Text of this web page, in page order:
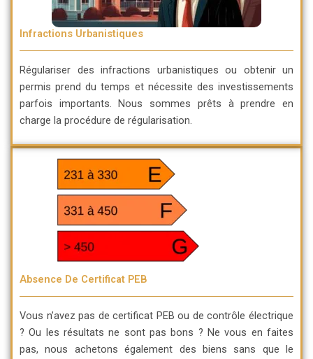
Absence De Certificat PEB
Vous n’avez pas de certificat PEB ou de contrôle électrique
? Ou les résultats ne sont pas bons ? Ne vous en faites
pas, nous achetons également des biens sans que le
Infractions Urbanistiques
Régulariser des infractions urbanistiques ou obtenir un
permis prend du temps et nécessite des investissements
parfois importants. Nous sommes prêts à prendre en
charge la procédure de régularisation.